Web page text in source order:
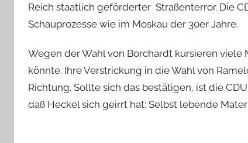
Reich staatlich geförderter Straßenterror. Die
Schauprozesse wie im Moskau der 30er Jahre.
Wegen der Wahl von Borchardt kursieren
könnte. Ihre Verstrickung in die Wahl von
Richtung. Sollte sich das bestätigen, ist die
daß Heckel sich geirrt hat: Selbst lebende